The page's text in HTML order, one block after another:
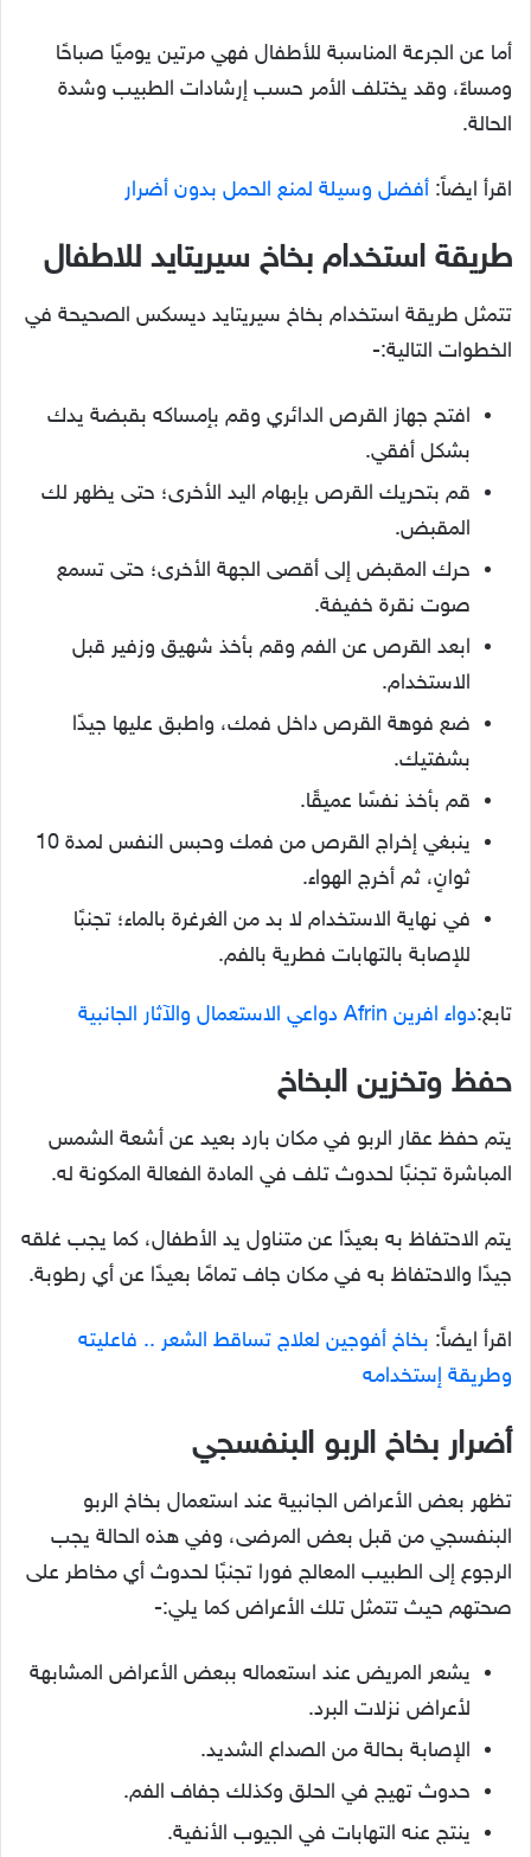
أما عن الجرعة المناسبة للأطفال فهي مرتين يوميًا صباحًا
ومساءً، وقد يختلف الأمر حسب إرشادات الطبيب وشدة
الحالة.
اقرأ ايضاً: أفضل وسيلة لمنع الحمل بدون أضرار
طريقة استخدام بخاخ سيريتايد للاطفال
تتمثل طريقة استخدام بخاخ سيريتايد ديسكس الصحيحة في
الخطوات التالية:-
افتح جهاز القرص الدائري وقم بإمساكه بقبضة يدك
بشكل أفقي.
قم بتحريك القرص بإبهام اليد الأخرى؛ حتى يظهر لك
المقبض.
حرك المقبض إلى أقصى الجهة الأخرى؛ حتى تسمع
صوت نقرة خفيفة.
ابعد القرص عن الفم وقم بأخذ شهيق وزفير قبل
الاستخدام.
ضع فوهة القرص داخل فمك، واطبق عليها جيدًا
بشفتيك.
قم بأخذ نفسًا عميقًا.
ينبغي إخراج القرص من فمك وحبس النفس لمدة 10
ثوانٍ، ثم أخرج الهواء.
في نهاية الاستخدام لا بد من الغرغرة بالماء؛ تجنبًا
للإصابة بالتهابات فطرية بالفم.
تابع:دواء افرين Afrin دواعي الاستعمال والآثار الجانبية
حفظ وتخزين البخاخ
يتم حفظ عقار الربو في مكان بارد بعيد عن أشعة الشمس
المباشرة تجنبًا لحدوث تلف في المادة الفعالة المكونة له.
يتم الاحتفاظ به بعيدًا عن متناول يد الأطفال، كما يجب غلقه
جيدًا والاحتفاظ به في مكان جاف تمامًا بعيدًا عن أي رطوبة.
اقرأ ايضاً: بخاخ أفوجين لعلاج تساقط الشعر .. فاعليته
وطريقة إستخدامه
أضرار بخاخ الربو البنفسجي
تظهر بعض الأعراض الجانبية عند استعمال بخاخ الربو
البنفسجي من قبل بعض المرضى، وفي هذه الحالة يجب
الرجوع إلى الطبيب المعالج فورا تجنبًا لحدوث أي مخاطر على
صحتهم حيث تتمثل تلك الأعراض كما يلي:-
يشعر المريض عند استعماله ببعض الأعراض المشابهة
لأعراض نزلات البرد.
الإصابة بحالة من الصداع الشديد.
حدوث تهيج في الحلق وكذلك جفاف الفم.
ينتج عنه التهابات في الجيوب الأنفية.